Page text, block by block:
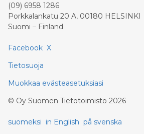
(09) 6958 1286
Porkkalankatu 20 A, 00180 HELSINKI
Suomi – Finland
Facebook X
Tietosuoja
Muokkaa evästeasetuksiasi
© Oy Suomen Tietotoimisto 2026
suomeksi in English på svenska